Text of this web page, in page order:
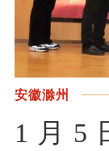
安徽滁州
1 月 5